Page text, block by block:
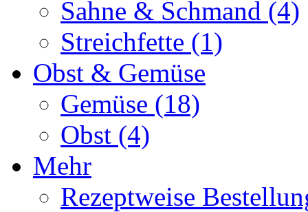
Sahne & Schmand (4)
Streichfette (1)
Obst & Gemüse
Gemüse (18)
Obst (4)
Mehr
Rezeptweise